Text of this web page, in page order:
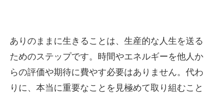
ありのままに生きることは、生産的な人生を送る
ためのステップです。時間やエネルギーを他人か
らの評価や期待に費やす必要はありません。代わ
りに、本当に重要なことを見極めて取り組むこと